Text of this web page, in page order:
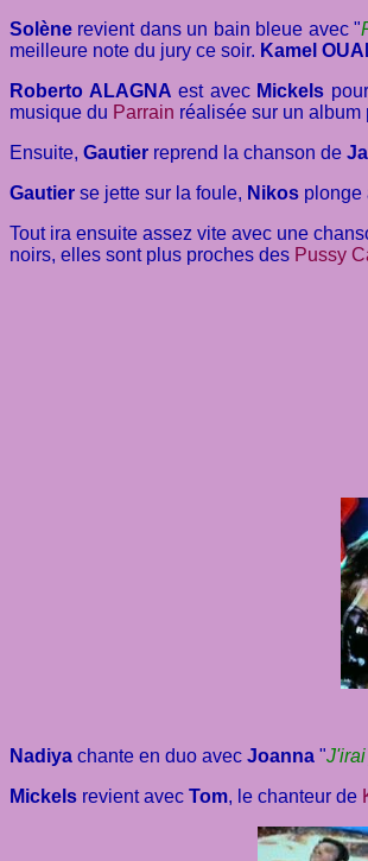
Solène revient dans un bain bleue avec "
meilleure note du jury ce soir. Kamel
Roberto ALAGNA est avec Mickels
musique du Parrain réalisée sur un album
Ensuite, Gautier reprend la chanson de
Gautier se jette sur la foule, Nikos plonge
Tout ira ensuite assez vite avec une
noirs, elles sont plus proches des Pussy
Nadiya chante en duo avec Joanna "
Mickels revient avec Tom, le chanteur de